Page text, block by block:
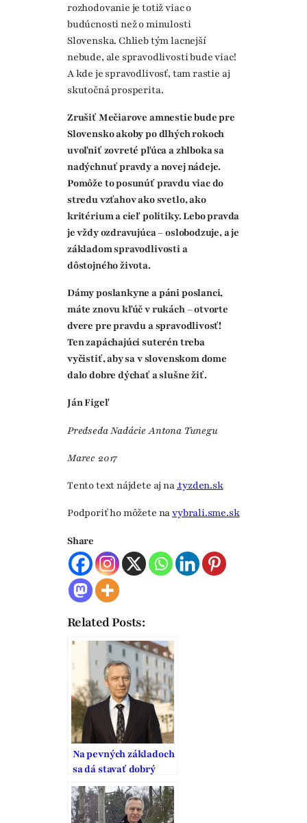
rozhodovanie je totiž viac o
budúcnosti než o minulosti
Slovenska. Chlieb tým lacnejší
nebude, ale spravodlivosti bude viac!
A kde je spravodlivosť, tam rastie aj
skutočná prosperita.
Zrušiť Mečiarove amnestie bude pre
Slovensko akoby po dlhých rokoch
uvoľniť zovreté pľúca a zhlboka sa
nadýchnuť pravdy a novej nádeje.
Pomôže to posunúť pravdu viac do
stredu vzťahov ako svetlo, ako
kritérium a cieľ politiky. Lebo pravda
je vždy ozdravujúca – oslobodzuje, a je
základom spravodlivosti a
dôstojného života.
Dámy poslankyne a páni poslanci,
máte znovu kľúč v rukách – otvorte
dvere pre pravdu a spravodlivosť!
Ten zapáchajúci suterén treba
vyčistiť, aby sa v slovenskom dome
dalo dobre dýchať a slušne žiť.
Ján Figeľ
Predseda Nadácie Antona Tunegu
Marec 2017
Tento text nájdete aj na .tyzden.sk
Podporiť ho môžete navybrali.sme.sk
Share
Related Posts:
Na pevných základoch
sa dá stavať dobrý
domov